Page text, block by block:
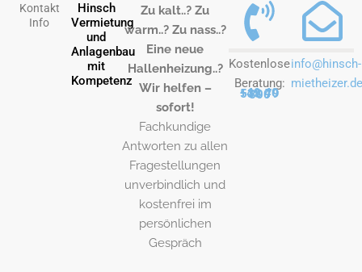
Kontakt
Info
Hinsch
Vermietung
und
Anlagenbau
mit
Kompetenz
Zu kalt..? Zu
warm..? Zu nass..?
Eine neue
Hallenheizung..?
Wir helfen –
sofort!
Fachkundige
Antworten zu allen
Fragestellungen
unverbindlich und
kostenfrei im
persönlichen
Gespräch
Kostenlose
Beratung:
+49 40 538 79 800
info@hinsch-